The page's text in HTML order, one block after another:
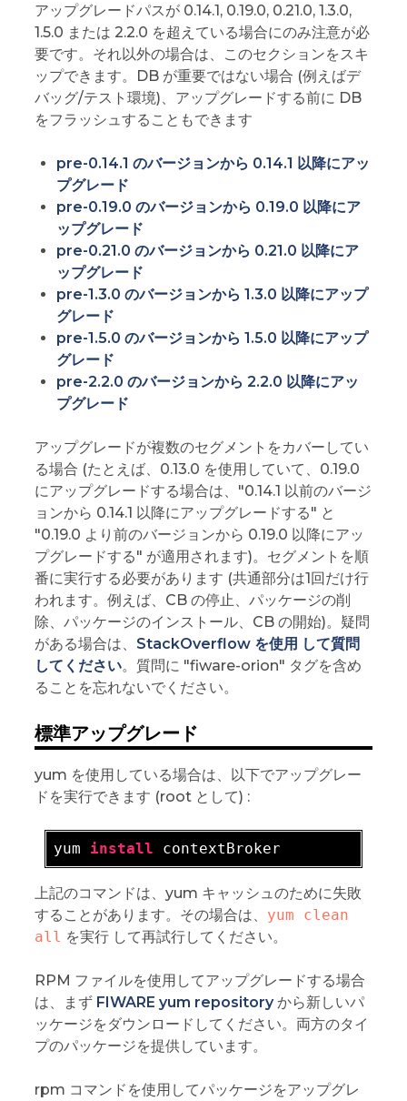
アップグレードパスが 0.14.1, 0.19.0, 0.21.0, 1.3.0,
1.5.0 または 2.2.0 を超えている場合にのみ注意が必
要です。それ以外の場合は、このセクションをスキ
ップできます。DB が重要ではない場合 (例えばデ
バッグ/テスト環境)、アップグレードする前に DB
をフラッシュすることもできます
pre-0.14.1 のバージョンから 0.14.1 以降にアッ
プグレード
pre-0.19.0 のバージョンから 0.19.0 以降にア
ップグレード
pre-0.21.0 のバージョンから 0.21.0 以降にア
ップグレード
pre-1.3.0 のバージョンから 1.3.0 以降にアップ
グレード
pre-1.5.0 のバージョンから 1.5.0 以降にアップ
グレード
pre-2.2.0 のバージョンから 2.2.0 以降にアッ
プグレード
アップグレードが複数のセグメントをカバーしてい
る場合 (たとえば、0.13.0 を使用していて、0.19.0
にアップグレードする場合は、"0.14.1 以前のバージ
ョンから 0.14.1 以降にアップグレードする" と
"0.19.0 より前のバージョンから 0.19.0 以降にアッ
プグレードする" が適用されます)。セグメントを順
番に実行する必要があります (共通部分は1回だけ行
われます。例えば、CB の停止、パッケージの削
除、パッケージのインストール、CB の開始)。疑問
がある場合は、 StackOverflow を使用 して質問
してください。質問に "fiware-orion" タグを含め
ることを忘れないでください。
標準アップグレード
yum を使用している場合は、以下でアップグレー
ドを実行できます (root として) :
yum install
上記のコマンドは、yum キャッシュのために失敗
することがあります。その場合は、 yum clean
all を実行 して再試行してください。
RPM ファイルを使用してアップグレードする場合
は、まず FIWARE yum repositoryから新しいパ
ッケージをダウンロードしてください。両方のタイ
プのパッケージを提供しています。
rpm コマンドを使用してパッケージをアップグレ